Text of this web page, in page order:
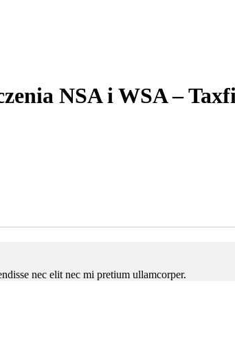
NSA i WSA –
nec elit nec mi pretium ullamcorper.